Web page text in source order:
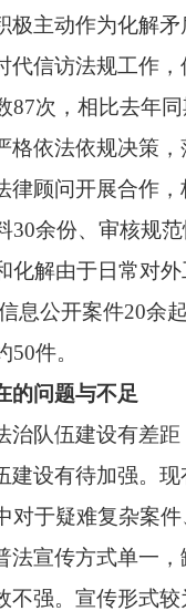
极主动作为化解矛
代信访法规工作，
87次，相比去年
格依法依规决策
律顾问开展合作
30余份、审核规
化解由于日常对
息公开案件20余起
50件。
的问题与不足
治队伍建设有差
建设有待加强。
对于疑难复杂案
法宣传方式单一
不强。宣传形式